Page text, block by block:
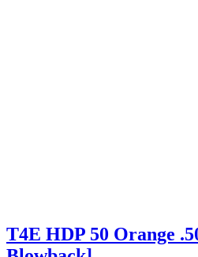
T4E HDP 50 Orange